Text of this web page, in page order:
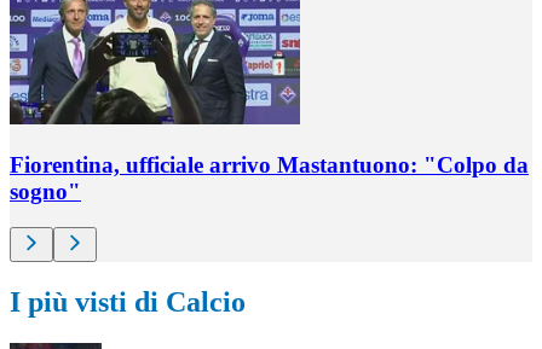
Fiorentina, ufficiale arrivo Mastantuono: "Colpo da
sogno"
I più visti di Calcio